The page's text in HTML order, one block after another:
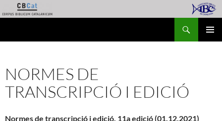
al
NORMES DE
TRANSCRIPCIÓ I EDICIÓ
Normes de transcripció i edició, 11a edició (01.12.2021)